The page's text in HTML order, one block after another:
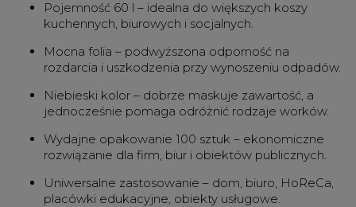
Pojemność 60 l – idealna do większych koszy
kuchennych, biurowych i socjalnych.
Mocna folia – podwyższona odporność na
rozdarcia i uszkodzenia przy wynoszeniu odpadów.
Niebieski kolor – dobrze maskuje zawartość, a
jednocześnie pomaga odróżnić rodzaje worków.
Wydajne opakowanie 100 sztuk – ekonomiczne
rozwiązanie dla firm, biur i obiektów publicznych.
Uniwersalne zastosowanie – dom, biuro, HoReCa,
placówki edukacyjne, obiekty usługowe.